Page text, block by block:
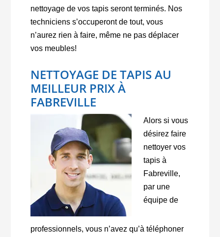
nettoyage de vos tapis seront terminés. Nos
techniciens s’occuperont de tout, vous
n’aurez rien à faire, même ne pas déplacer
vos meubles!
NETTOYAGE DE TAPIS AU
MEILLEUR PRIX À
FABREVILLE
Alors si vous
désirez faire
nettoyer vos
tapis à
Fabreville,
par une
équipe de
professionnels, vous n’avez qu’à téléphoner